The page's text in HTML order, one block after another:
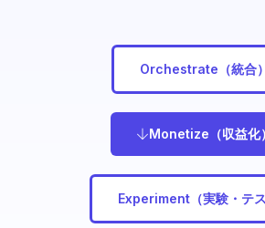
Orchestrate（統合）
Monetize（収益化）
Experiment（実験・テス